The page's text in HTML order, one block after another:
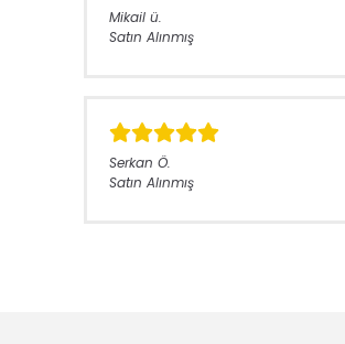
Mikail ü.
Satın Alınmış
Serkan Ö.
Satın Alınmış